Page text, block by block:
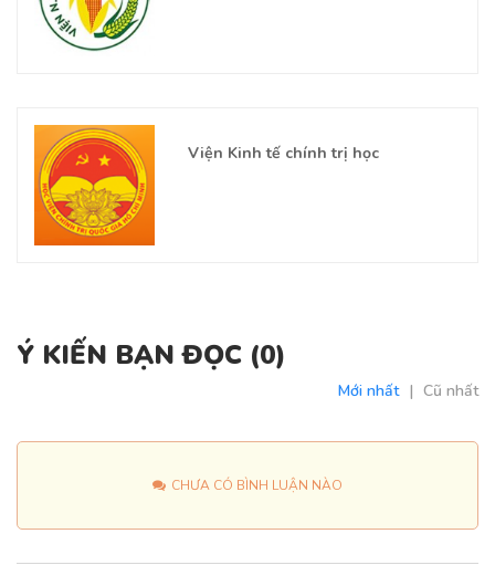
Viện Kinh tế chính trị học
Ý KIẾN BẠN ĐỌC (0)
Mới nhất | Cũ nhất
CHƯA CÓ BÌNH LUẬN NÀO